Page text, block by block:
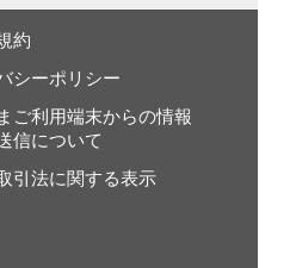
約
シーポリシー
ご利用端末からの情報
信について
引法に関する表示